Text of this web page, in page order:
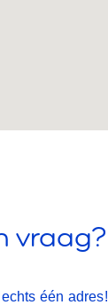
vraag?
één adres!